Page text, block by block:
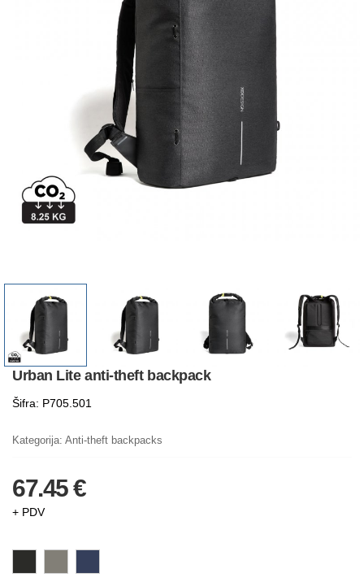
Urban Lite anti-theft backpack
Šifra: P705.501
Kategorija: Anti-theft backpacks
67.45 €
+ PDV